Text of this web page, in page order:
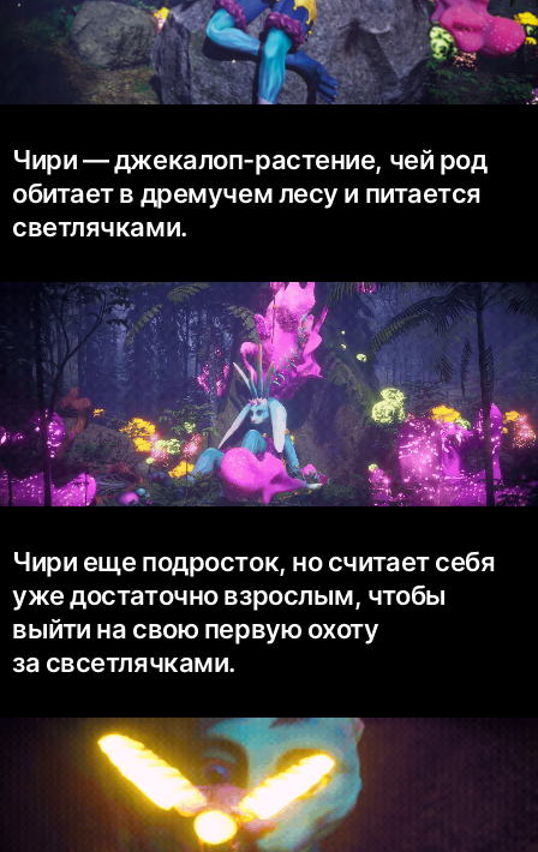
Чири — джекалоп-растение, чей род
обитает в дремучем лесу и питается
светлячками.
Чири еще подросток, но считает себя
уже достаточно взрослым, чтобы
выйти на свою первую охоту
за свсетлячками.